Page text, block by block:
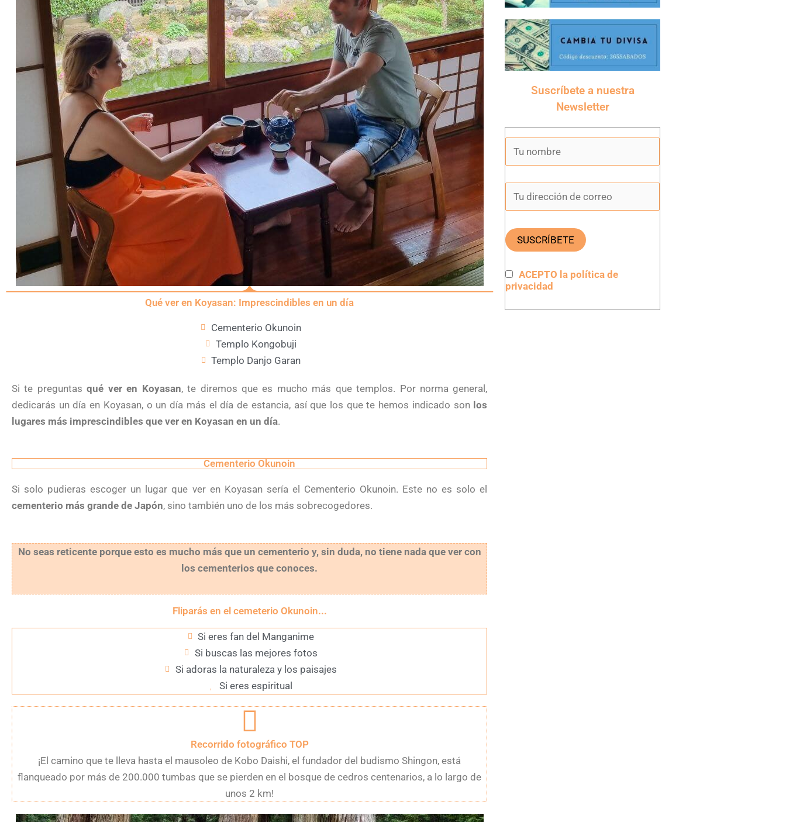
Qué ver en Koyasan: Imprescindibles en un día
Cementerio Okunoin
Templo Kongobuji
Templo Danjo Garan
Si te preguntasqué ver en Koyasan, te diremos que es mucho más que templos. Por norma general,
dedicarás un día en Koyasan, o un día más el día de estancia, así que los que te hemos indicado son los
lugares más imprescindibles que ver en Koyasan en un día.
Cementerio Okunoin
Si solo pudieras escoger un lugar que ver en Koyasan sería el Cementerio Okunoin. Este no es solo el
cementerio más grande de Japón, sino también uno de los más sobrecogedores.
No seas reticente porque esto es mucho más que un cementerio y, sin duda, no tiene nada que ver con
los cementerios que conoces.
Fliparás en el cemeterio Okunoin...
Si eres fan del Manganime
Si buscas las mejores fotos
Si adoras la naturaleza y los paisajes
Si eres espiritual
Recorrido fotográfico TOP
¡El camino que te lleva hasta el mausoleo de Kobo Daishi, el fundador del budismo Shingon, está
flanqueado por más de 200.000 tumbas que se pierden en el bosque de cedros centenarios, a lo largo de
unos 2 km!
Suscríbete a nuestra
Newsletter
ACEPTO la política de
privacidad